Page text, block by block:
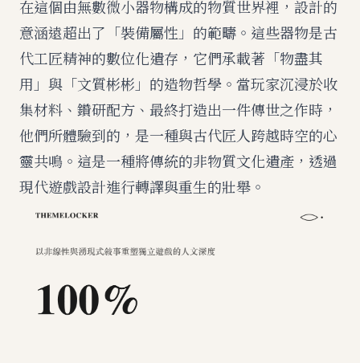
在這個由無數微小器物構成的物質世界裡，設計的
意涵遠超出了「裝備屬性」的範疇。這些器物是古
代工匠精神的數位化遺存，它們承載著「物盡其
用」與「文質彬彬」的造物哲學。當玩家沉浸於收
集材料、鑽研配方、最終打造出一件傳世之作時，
他們所體驗到的，是一種與古代匠人跨越時空的心
靈共鳴。這是一種將傳統的非物質文化遺產，透過
現代遊戲設計進行轉譯與重生的壯舉。